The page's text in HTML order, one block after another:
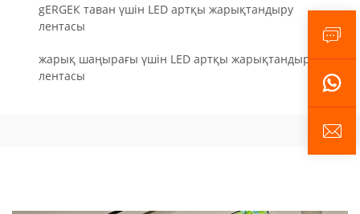
gERGЕК таван үшін LED артқы жарықтандыру
лентасы
жарық шаңырағы үшін LED артқы жарықтандыру
лентасы